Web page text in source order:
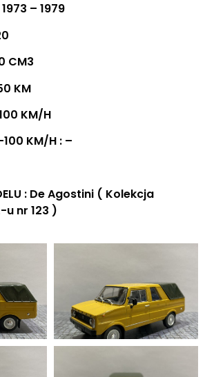
– 1979
CM3
KM
KM/H
100 KM/H : –
: De Agostini ( Kolekcja
u nr 123 )